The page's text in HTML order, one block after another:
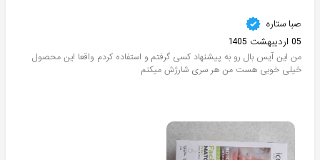
صبا ستاره
05 اردیبهشت 1405
من این آیس بال رو به پیشنهاد کسی گرفتم و استفاده کردم واقعا این محصول
خیلی خوبی هست من هر سری شارژش میکنم